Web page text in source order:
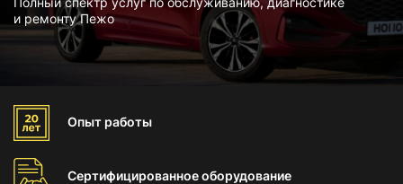
и ремонту Пежо
Опыт работы
Сертифицированноеоборудование